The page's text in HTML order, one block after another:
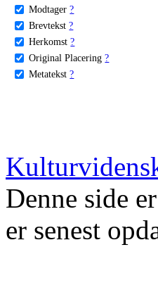
Modtager ?
Brevtekst ?
Herkomst ?
Original Placering ?
Metatekst ?
Denne side
er senest